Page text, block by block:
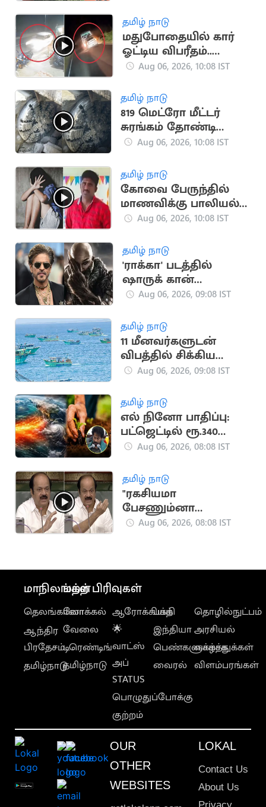
தமிழ் நாடு
மதுபோதையில் கார்
ஓட்டிய விபரீதம்..
தூத்துக்குடியில் ஒருவர்
Aug 06, 2026, 10:08 IST
தமிழ் நாடு
819 மெட்ரோ மீட்டர்
சுரங்கம் தோண்டி
நீலகிரி இயந்திரம்
Aug 06, 2026, 10:08 IST
தமிழ் நாடு
கோவை பேருந்தில்
மாணவிக்கு பாலியல்
தொல்லை.. காவலர்
Aug 06, 2026, 10:08 IST
தமிழ் நாடு
'ராக்கா' படத்தில்
ஷாருக் கான்
நடிக்கவில்லை:
முற்றுப்புள்ளி
Aug 06, 2026, 09:08 IST
தமிழ் நாடு
11 மீனவர்களுடன்
விபத்தில் சிக்கிய
இந்திய மீனவர்களின்
Aug 06, 2026, 09:08 IST
தமிழ் நாடு
எல் நினோ பாதிப்பு:
பட்ஜெட்டில் ரூ.340
கோடி ஒதுக்கீடு
Aug 06, 2026, 08:08 IST
தமிழ் நாடு
"ரகசியமா
பேசணும்னா
அமைதியா பேசுங்க"..
Aug 06, 2026, 08:08 IST
மாநிலங்கள்
தெலங்கானா
ஆந்திர
பிரதேசம்
தமிழ்நாடு
மற்ற பிரிவுகள்
லோக்கல்
வேலை
டிரெண்டிங்
தமிழ்நாடு
ஆரோக்கியம்
🌟
வாட்ஸ்
அப்
STATUS
பொழுதுப்போக்கு
குற்றம்
பக்தி
இந்தியா
பெண்களுக்காக
வைரல்
தொழில்நுட்பம்
அரசியல்
வாழ்த்துக்கள்
விளம்பரங்கள்
OUR
OTHER
WEBSITES
LOKAL
Contact Us
About Us
Privacy